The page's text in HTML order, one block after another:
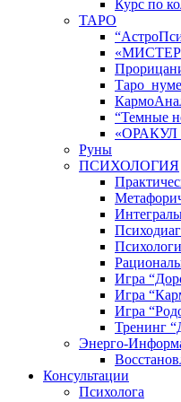
Курс по
ТАРО
“Темные
Руны
ПСИХОЛОГИЯ
Игра
Игра
Игра
Тренинг
Энерго-
Консультации
Психолога